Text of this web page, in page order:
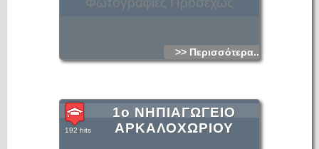
>> Περισσότερα...
1ο ΝΗΠΙΑΓΩΓΕΙΟ
ΑΡΚΑΛΟΧΩΡΙΟΥ
192 hits